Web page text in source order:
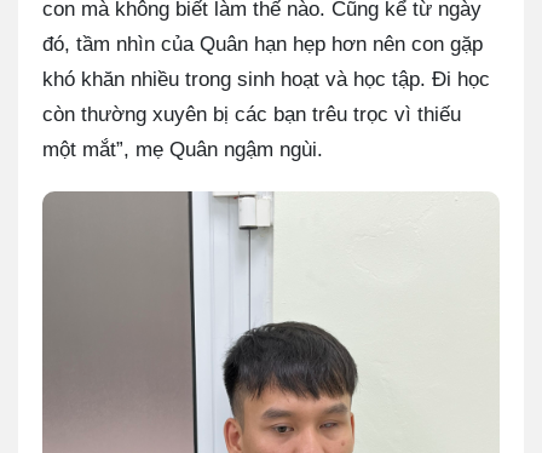
con mà không biết làm thế nào. Cũng kể từ ngày
đó, tầm nhìn của Quân hạn hẹp hơn nên con gặp
khó khăn nhiều trong sinh hoạt và học tập. Đi học
còn thường xuyên bị các bạn trêu trọc vì thiếu
một mắt”, mẹ Quân ngậm ngùi.